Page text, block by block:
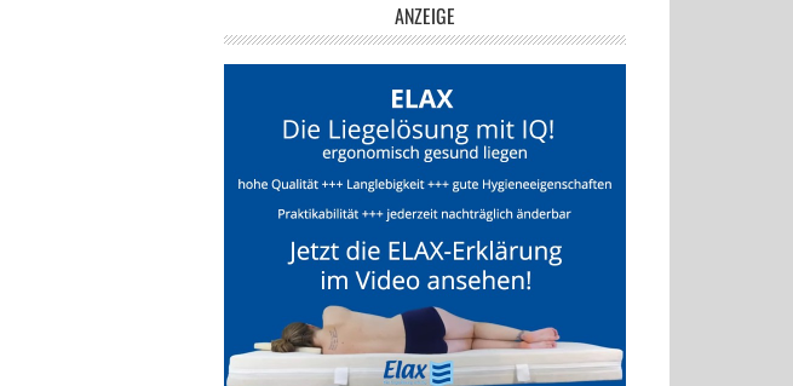
ANZEIGE